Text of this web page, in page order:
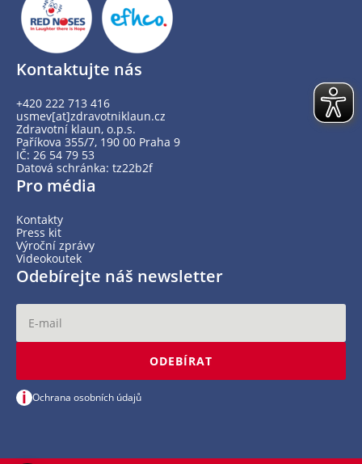
Kontaktujte nás
+420 222 713 416
usmev[at]zdravotniklaun.cz
Zdravotní klaun, o.p.s.
Paříkova 355/7, 190 00 Praha 9
IČ: 26 54 79 53
Datová schránka: tz22b2f
Pro média
Kontakty
Press kit
Výroční zprávy
Videokoutek
Odebírejte náš newsletter
ODEBÍRAT
i Ochrana osobních údajů